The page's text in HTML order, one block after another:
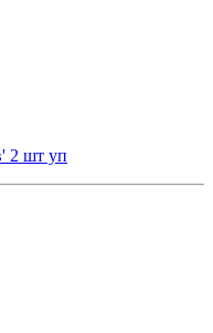
2 шт уп